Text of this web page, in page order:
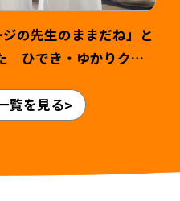
の先生のままだね」と
ひでき・ゆかりクリ
覧を見る